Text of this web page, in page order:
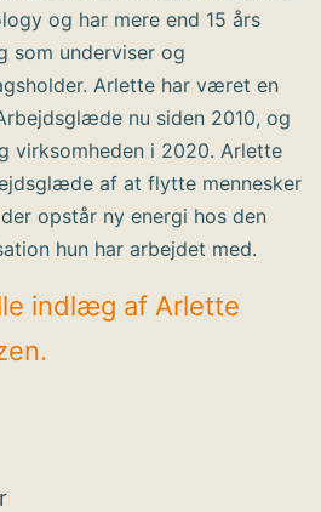
og har mere end 15 års
som underviser og
Arlette har været en
nu siden 2010, og
virksomheden i 2020. Arlette
af at flytte mennesker
opstår ny energi hos den
hun har arbejdet med.
indlæg af Arlette